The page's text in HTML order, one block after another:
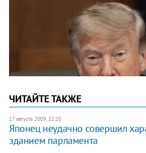
ЧИТАЙТЕ ТАКЖЕ
17 августа 2009, 22:20
Японец неудачно совершил
зданием парламента